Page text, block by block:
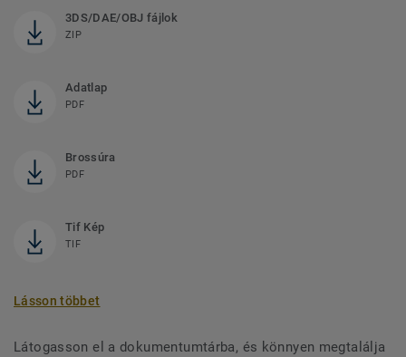
3DS/DAE/OBJ fájlok
ZIP
Adatlap
PDF
Brossúra
PDF
Tif Kép
TIF
Lásson többet
Látogasson el a dokumentumtárba, és könnyen megtalálja